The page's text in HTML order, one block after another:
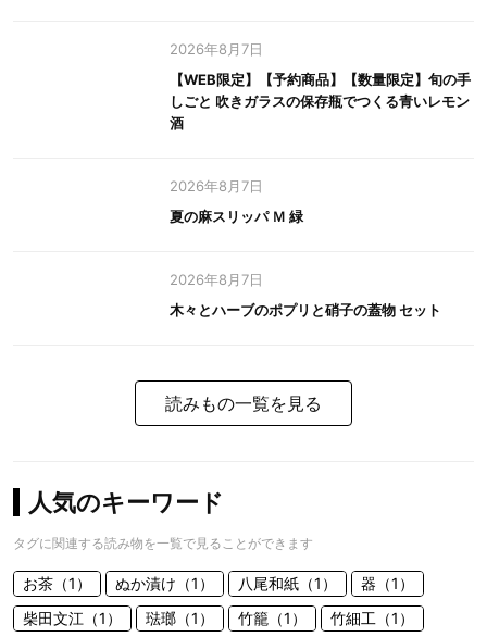
2026年8月7日
【WEB限定】【予約商品】【数量限定】旬の手
しごと 吹きガラスの保存瓶でつくる青いレモン
酒
2026年8月7日
夏の麻スリッパ Ｍ 緑
2026年8月7日
木々とハーブのポプリと硝子の蓋物 セット
読みもの一覧を見る
人気のキーワード
タグに関連する読み物を一覧で見ることができます
お茶（1） ぬか漬け（1） 八尾和紙（1）
器（1）
柴田文江（1）
琺瑯（1） 竹籠（1） 竹細工（1）